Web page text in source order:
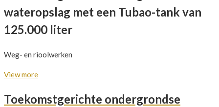
wateropslag met een Tubao-tank van
125.000 liter
Weg- en rioolwerken
View more
Toekomstgerichte ondergrondse